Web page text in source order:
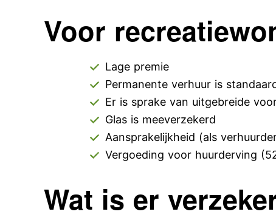
Voor
Lage premie
Permanente verhuur is
Er is sprake van uitgebreide
Glas is meeverzekerd
Aansprakelijkheid (als
Vergoeding voor huurderving
Wat is er